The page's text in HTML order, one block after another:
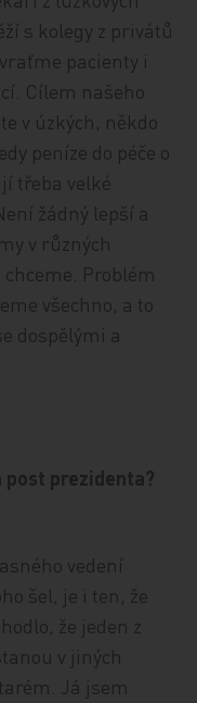
s kolegy z privátů
pacienty i
Cílem našeho
v úzkých, někdo
peníze do péče o
třeba velké
žádný lepší a
v různých
Problém
všechno, a to
dospělými a
post prezidenta?
vedení
šel, je i ten, že
že jeden z
v jiných
Já jsem